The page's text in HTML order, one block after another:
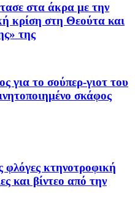
στα άκρα με την
κρίση στη Θεούτα και
της
για το σούπερ-γιοτ του
σκάφος
κτηνοτροφική
και βίντεο από την